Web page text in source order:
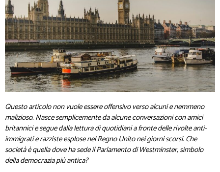
Questo articolo non vuole essere offensivo verso alcuni e nemmeno
malizioso. Nasce semplicemente da alcune conversazioni con amici
britannici e segue dalla lettura di quotidiani a fronte delle rivolte anti-
immigrati e razziste esplose nel Regno Unito nei giorni scorsi. Che
società è quella dove ha sede il Parlamento di Westminster, simbolo
della democrazia più antica?